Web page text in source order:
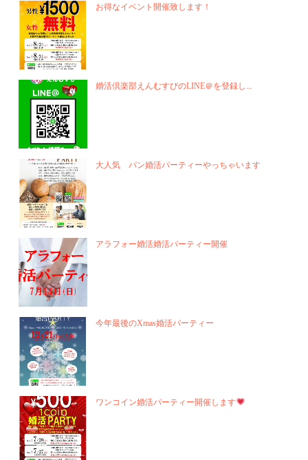
お得なイベント開催致します！
婚活倶楽部えんむすびのLINE＠を登録し...
大人気 パン婚活パーティーやっちゃいます
アラフォー婚活婚活パーティー開催
今年最後のXmas婚活パーティー
ワンコイン婚活パーティー開催します